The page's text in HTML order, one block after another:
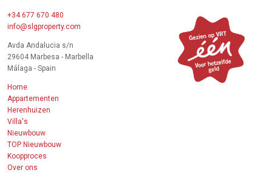
+34 677 670 480
info@slgproperty.com
Avda Andalucia s/n
29604 Marbesa - Marbella
Málaga - Spain
Home
Appartementen
Herenhuizen
Villa's
Nieuwbouw
TOP Nieuwbouw
Koopproces
Over ons